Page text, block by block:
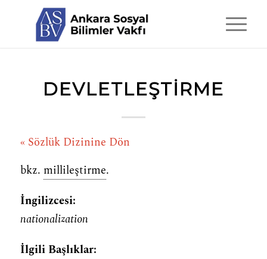
DEVLETLEŞTIRME
« Sözlük Dizinine Dön
bkz. millileştirme.
İngilizcesi:
nationalization
İlgili Başlıklar: